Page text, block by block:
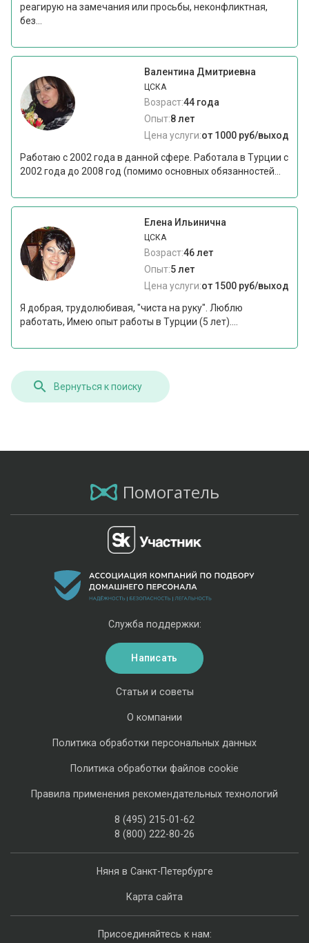
реагирую на замечания или просьбы, неконфликтная,
без...
Валентина Дмитриевна
ЦСКА
Возраст:44 года
Опыт:8 лет
Цена услуги:от 1000 руб/выход
Работаю с 2002 года в данной сфере. Работала в Турции с
2002 года до 2008 год (помимо основных обязанностей...
Елена Ильинична
ЦСКА
Возраст:46 лет
Опыт:5 лет
Цена услуги:от 1500 руб/выход
Я добрая, трудолюбивая, "чиста на руку". Люблю
работать, Имею опыт работы в Турции (5 лет)....
Вернуться к поиску
Помогатель
Няня в Санкт-Петербурге
Карта сайта
Статьи и советы
О компании
Политика обработки персональных данных
Политика обработки файлов cookie
Правила применения рекомендательных технологий
8 (495) 215-01-62
8 (800) 222-80-26
Служба поддержки:
Написать
Присоединяйтесь к нам: